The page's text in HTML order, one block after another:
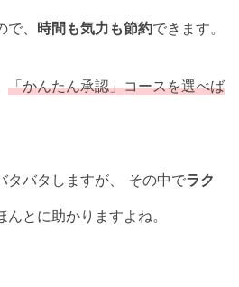
、 時間も気力も節約できます。
「かんたん承認」コースを選べば
タバタしますが、 その中でラク
んとに助かりますよね。